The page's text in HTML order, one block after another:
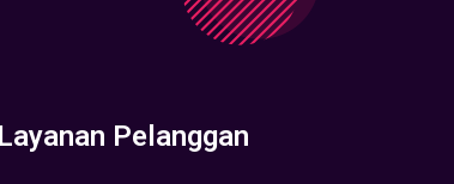
Layanan Pelanggan